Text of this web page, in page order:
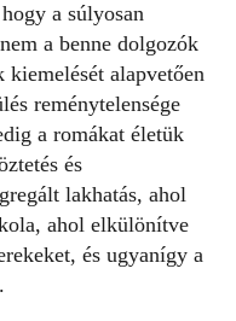
a súlyosan
a benne dolgozók
alapvetően
reménytelensége
a romákat életük
és
lakhatás, ahol
ahol elkülönítve
és ugyanígy a